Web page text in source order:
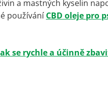
a mastných kyselin
používáníCBD oleje pro
se rychle a účinně